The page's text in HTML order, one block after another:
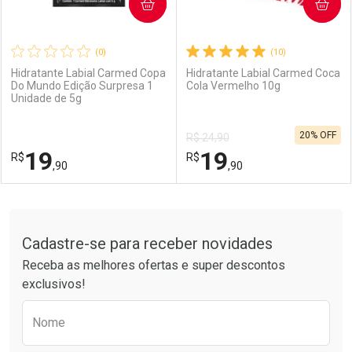
(0)
Hidratante Labial Carmed Copa
Do Mundo Edição Surpresa 1
Unidade de 5g
R$19,90
COMPRAR
Laboratório
Por Menos
(10)
Hidratante Labial Carmed Coca
Cola Vermelho 10g
R$ 24,90
R$19,90
20% OFF
COMPRAR
Laboratório
Por Menos
Cadastre-se para receber novidades
Receba as melhores ofertas e super descontos
exclusivos!
Nome